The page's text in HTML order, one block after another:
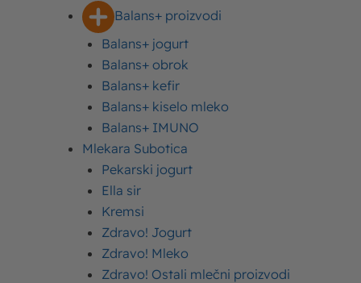
Balans+ proizvodi
Balans+ jogurt
Balans+ obrok
Balans+ kefir
Balans+ kiselo mleko
Balans+ IMUNO
Mlekara Subotica
Pekarski jogurt
Ella sir
Kremsi
Zdravo! Jogurt
Zdravo! Mleko
Zdravo! Ostali mlečni proizvodi
godine u 20:00 časova. Izvlačenje dobitnika će biti
26.07.2024. u 12:00 časova. Više možete pročitati u
ovde.
Podelite ovaj tekst:
Izdvojeni proizvodi
Slatka pavlaka Moja Kravica